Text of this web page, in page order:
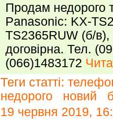
Продам недорого
Panasonic: KX-
TS2365RUW (б/
договірна. Тел.
(066)1483172
Теги статті:
недорого
новий
19 червня 2019,